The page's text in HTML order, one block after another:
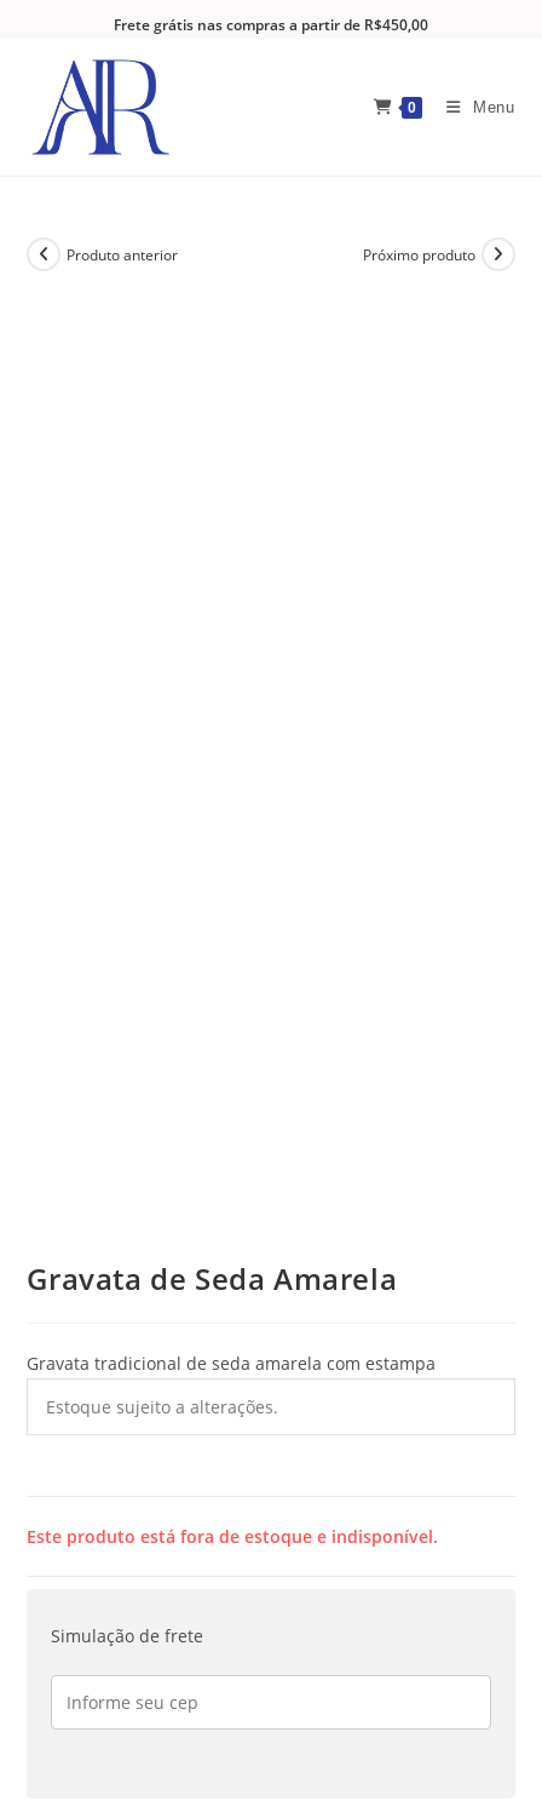
Frete grátis nas compras a partir de R$450,00
0 Menu
Produto anterior Próximo produto
Gravata de Seda Amarela
Gravata tradicional de seda amarela com estampa
Estoque sujeito a alterações.
Este produto está fora de estoque e indisponível.
Simulação de frete